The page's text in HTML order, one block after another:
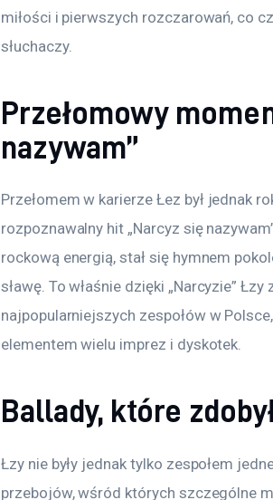
miłości i pierwszych rozczarowań, co
słuchaczy.
Przełomowy
nazywam”
Przełomem w karierze Łez był jednak
rozpoznawalny hit „Narcyz się
rockową energią, stał się hymnem
sławę. To właśnie dzięki „Narcyzie”
najpopularniejszych zespołów w
elementem wielu imprez i dyskotek.
Ballady, które
Łzy nie były jednak tylko zespołem
przebojów, wśród których szczególne